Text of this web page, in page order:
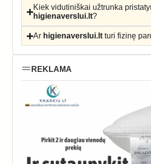
Kiek vidutiniškai užtrunka
higienaverslui.lt?
Ar higienaverslui.lt turi fizinę
REKLAMA